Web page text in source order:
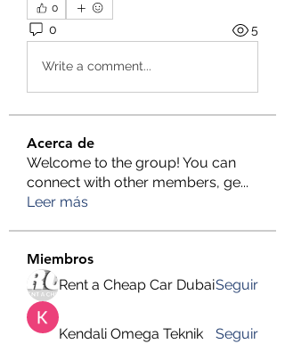
0
0 5
Write a comment...
Acerca de
Welcome to the group! You can
connect with other members, ge...
Leer más
Miembros
Rent a Cheap Car DubaiSeguir
Kendali Omega Teknik Seguir